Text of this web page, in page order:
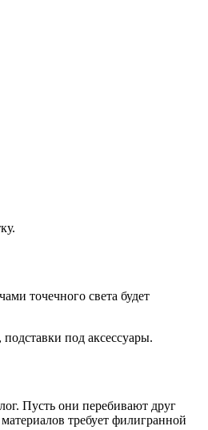
точечного света будет
под аксессуары.
Пусть они перебивают друг
требует филигранной